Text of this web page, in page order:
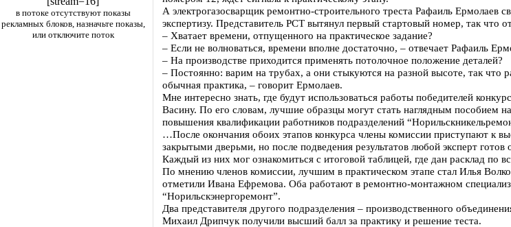
в потоке отсутствуют показы
рекламных блоков, назначьте показы,
или отключите поток
А электрогазосварщик ремонтно-строительного треста Рафаиль Ермолаев
экспертизу. Представитель РСТ вытянул первый стартовый номер, так что
– Хватает времени, отпущенного на практическое задание?
– Если не волноваться, времени вполне достаточно, – отвечает Рафаиль
– На производстве приходится применять потолочное положение деталей?
– Постоянно: варим на трубах, а они стыкуются на разной высоте, так что
обычная практика, – говорит Ермолаев.
Мне интересно знать, где будут использоваться работы победителей
Васину. По его словам, лучшие образцы могут стать наглядным пособием
повышения квалификации работников подразделений
…После окончания обоих этапов конкурса члены комиссии приступают к
закрытыми дверьми, но после подведения результатов любой эксперт готов
Каждый из них мог ознакомиться с итоговой таблицей, где дан расклад по
По мнению членов комиссии, лучшим в практическом этапе стал Илья
отметили Ивана Ефремова. Оба работают в ремонтно-монтажном
“Норильскэнергоремонт”.
Два представителя другого подразделения – производственного
Михаил Дрипчук получили высший балл за практику и решение теста.